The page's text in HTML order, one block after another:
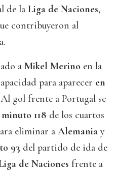
de la Liga de Naciones,
contribuyeron al
a Mikel Merino en la
para aparecer en
gol frente a Portugal se
minuto 118 de los cuartos
eliminar a Alemania y
93 del partido de ida de
de Naciones frente a